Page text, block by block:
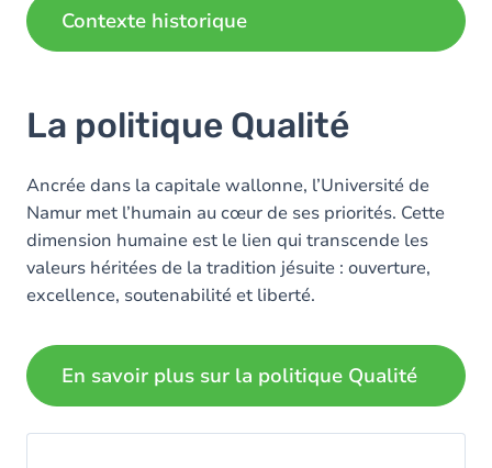
Contexte historique
La politique Qualité
Ancrée dans la capitale wallonne, l’Université de
Namur met l’humain au cœur de ses priorités. Cette
dimension humaine est le lien qui transcende les
valeurs héritées de la tradition jésuite : ouverture,
excellence, soutenabilité et liberté.
En savoir plus sur la politique Qualité